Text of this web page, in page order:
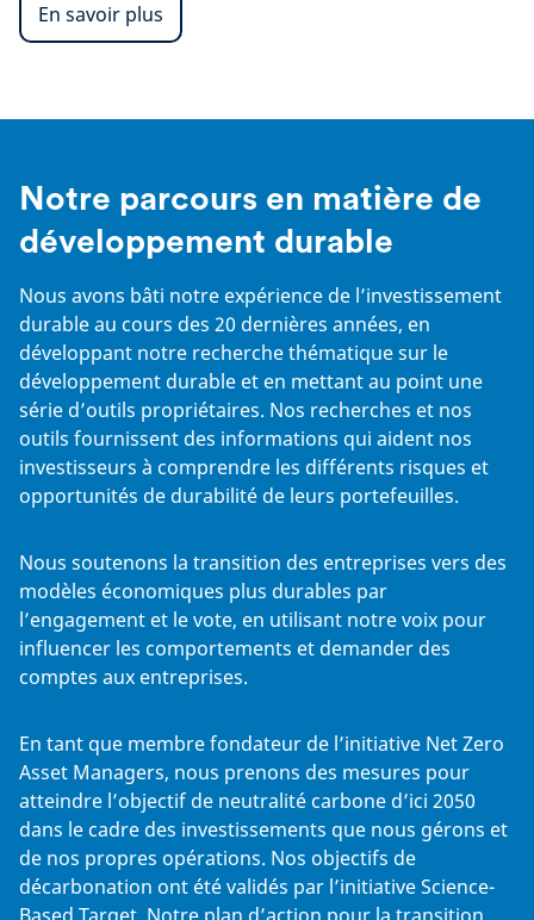
En savoir plus
Notre parcours en matière de
développement durable
Nous avons bâti notre expérience de l’investissement
durable au cours des 20 dernières années, en
développant notre recherche thématique sur le
développement durable et en mettant au point une
série d’outils propriétaires. Nos recherches et nos
outils fournissent des informations qui aident nos
investisseurs à comprendre les différents risques et
opportunités de durabilité de leurs portefeuilles.
Nous soutenons la transition des entreprises vers des
modèles économiques plus durables par
l’engagement et le vote, en utilisant notre voix pour
influencer les comportements et demander des
comptes aux entreprises.
En tant que membre fondateur de l’initiative Net Zero
Asset Managers, nous prenons des mesures pour
atteindre l’objectif de neutralité carbone d’ici 2050
dans le cadre des investissements que nous gérons et
de nos propres opérations. Nos objectifs de
décarbonation ont été validés par l’initiative Science-